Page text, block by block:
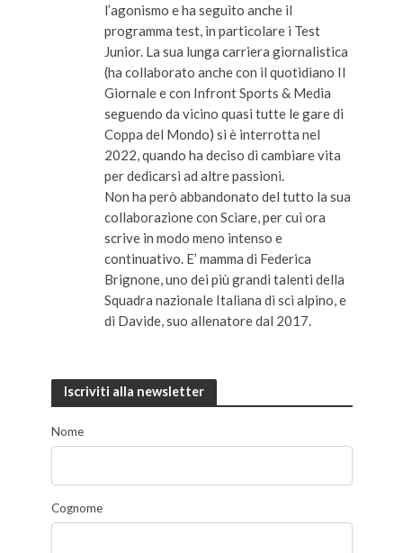
l’agonismo e ha seguito anche il
programma test, in particolare i Test
Junior. La sua lunga carriera giornalistica
(ha collaborato anche con il quotidiano Il
Giornale e con Infront Sports & Media
seguendo da vicino quasi tutte le gare di
Coppa del Mondo) si è interrotta nel
2022, quando ha deciso di cambiare vita
per dedicarsi ad altre passioni.
Non ha però abbandonato del tutto la sua
collaborazione con Sciare, per cui ora
scrive in modo meno intenso e
continuativo. E’ mamma di Federica
Brignone, uno dei più grandi talenti della
Squadra nazionale Italiana di sci alpino, e
di Davide, suo allenatore dal 2017.
Iscriviti alla newsletter
Nome
Cognome